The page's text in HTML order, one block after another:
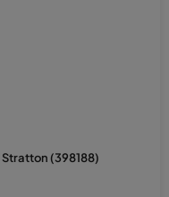
(398188)